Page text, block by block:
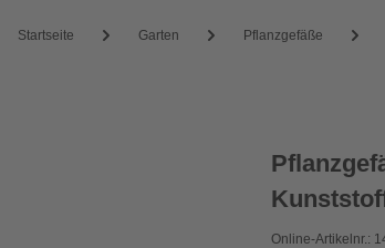
Startseite Garten Pflanzgefäße
Online-Artikelnr.: